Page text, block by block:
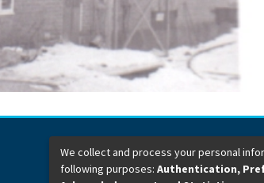
Dirección General de Bibliotecas
We collect and process your personal
following purposes: Authentication,